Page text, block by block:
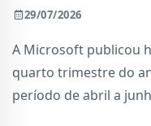
29/07/2026
A Microsoft publicou
quarto trimestre do
período de abril a